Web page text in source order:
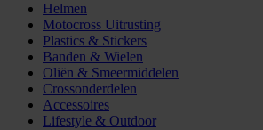
Helmen
Motocross Uitrusting
Plastics & Stickers
Banden & Wielen
Oliën & Smeermiddelen
Crossonderdelen
Accessoires
Lifestyle & Outdoor